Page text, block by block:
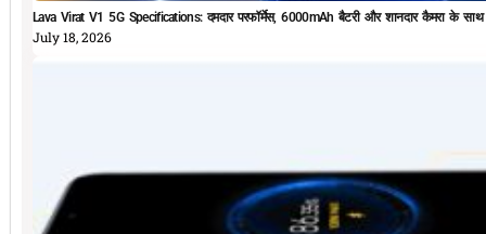
Lava Virat V1 5G Specifications: दमदार परफॉर्मेस, 6000mAh बैटरी और शानदार कैमरा के
July 18, 2026